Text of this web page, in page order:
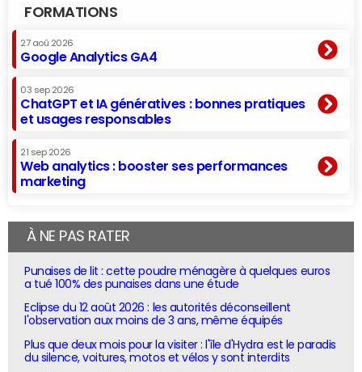
FORMATIONS
27 aoû 2026
Google Analytics GA4
03 sep 2026
ChatGPT et IA génératives : bonnes pratiques
et usages responsables
21 sep 2026
Web analytics : booster ses performances
marketing
À NE PAS RATER
Punaises de lit : cette poudre ménagère à quelques euros
a tué 100% des punaises dans une étude
Eclipse du 12 août 2026 : les autorités déconseillent
l'observation aux moins de 3 ans, même équipés
Plus que deux mois pour la visiter : l'île d'Hydra est le paradis
du silence, voitures, motos et vélos y sont interdits